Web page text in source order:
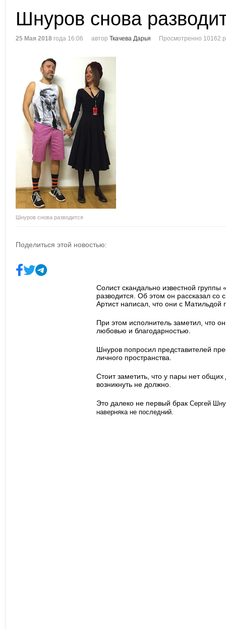
Шнуров снова
25 Мая 2018 года 16:06 автор Ткачева Дарья Просмотренно 10162
Шнуров снова разводится
Поделиться этой новостью:
Солист скандально известной
разводится. Об этом он рассказал со
Артист написал, что они с Матильдой
При этом исполнитель заметил, что
любовью и благодарностью.
Шнуров попросил представителей
личного пространства.
Стоит заметить, что у пары нет
возникнуть не должно.
Это далеко не первый брак Сергей
наверняка не последний.